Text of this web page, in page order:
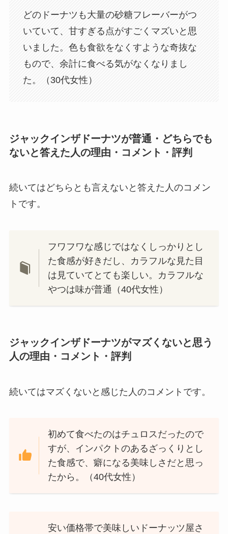
どのドーナツも大量の砂糖フレーバーがつ
いていて、甘すぎる点がすごくマズいと思
いました。色も食欲をなくすような奇抜な
もので、余計に食べる気がなくなりまし
た。（30代女性）
ジャックインザドーナツが普通・どちらでも
ないと答えた人の理由・コメント・評判
続いてはどちらとも言えないと答えた人のコメン
トです。
フワフワな感じではなくしっかりとし
た食感が好きだし、カラフルな見た目
は見ていてとても楽しい。カラフルな
やつは味が普通（40代女性）
ジャックインザドーナツがマズくないと思う
人の理由・コメント・評判
続いてはマズくないと感じた人のコメントです。
初めて食べたのはチュロスだったので
すが、インパクトのあるざっくりとし
た食感で、癖になる美味しさだと思っ
たから。（40代女性）
安い価格帯で美味しいドーナッツ屋さ